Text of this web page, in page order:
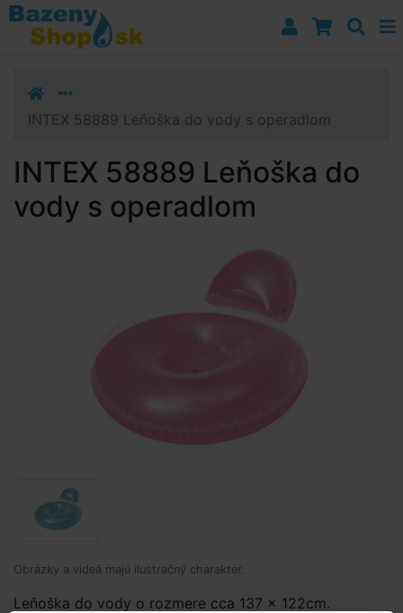
Prejsť k navigácii
Prejsť na obsah
Prejsť k bočnému stĺpci
INTEX 58889 Leňoška do vody s operadlom
INTEX 58889 Leňoška do
vody s operadlom
Obrázky a videá majú ilustračný charakter.
Leňoška do vody o rozmere cca 137 x 122cm.